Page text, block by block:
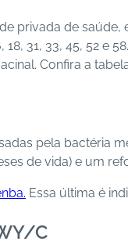
privada de
31, 33, 45, 52 e
Confira a
pela bactéria
de vida) e um
Essa última é
C